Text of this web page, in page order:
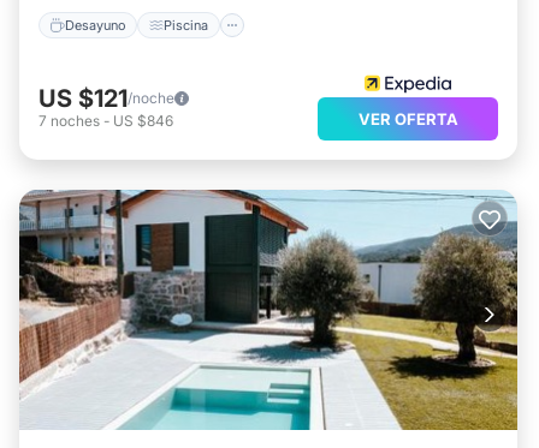
Desayuno Piscina
US $121/noche
7 noches - US $846 VER OFERTA